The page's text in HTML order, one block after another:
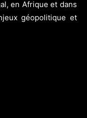
en Afrique et dans
géopolitique et